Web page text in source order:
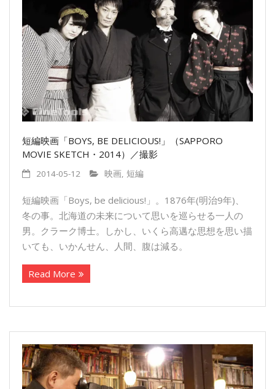
短編映画「BOYS, BE DELICIOUS!」（SAPPORO
MOVIE SKETCH・2014）／撮影
2014-05-12 映画, 短編
短編映画「Boys, be delicious!」。1876年(明治9年)、
冬の事。北海道の未来について思いを巡らせる一人の
男。クラーク博士。しかし、いくら高邁な思想を思い描
いても、いかんせん、人間、腹は減る。
Read More